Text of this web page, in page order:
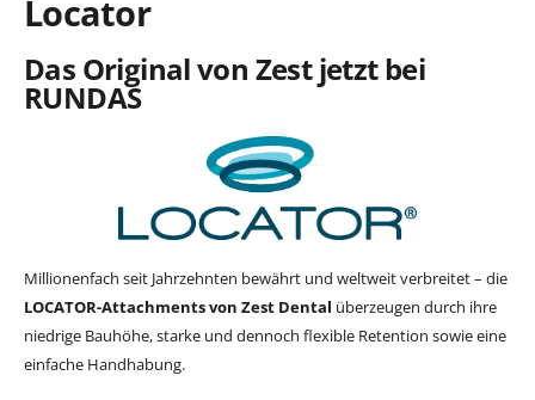
Locator
Das Original von Zest jetzt bei
RUNDAS
Millionenfach seit Jahrzehnten bewährt und weltweit verbreitet – die
LOCATOR-Attachments von Zest Dental überzeugen durch ihre
niedrige Bauhöhe, starke und dennoch flexible Retention sowie eine
einfache Handhabung.